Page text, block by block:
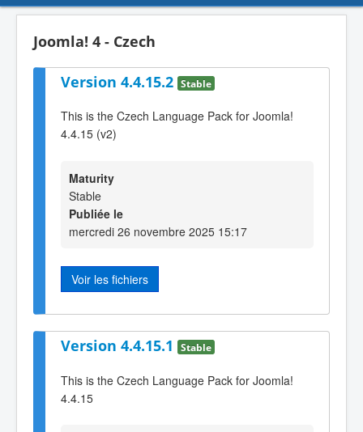
Joomla! 4 - Czech
Version 4.4.15.2 Stable
This is the Czech Language Pack for Joomla!
4.4.15 (v2)
Maturity
Stable
Publiée le
mercredi 26 novembre 2025 15:17
Voir les fichiers
Version 4.4.15.1 Stable
This is the Czech Language Pack for Joomla!
4.4.15